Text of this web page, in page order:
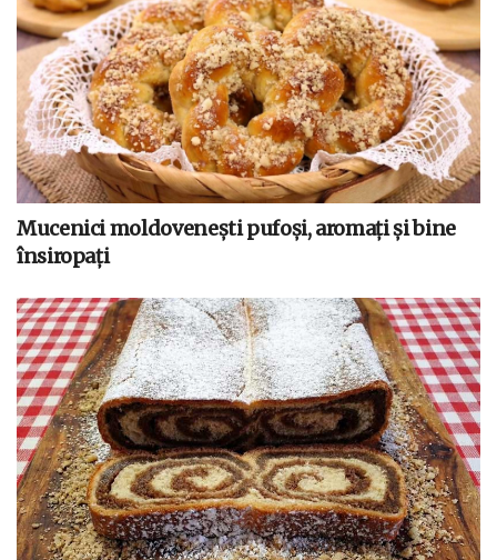
Mucenici moldovenești pufoși, aromați și bine
însiropați